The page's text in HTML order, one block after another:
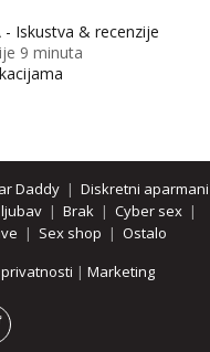
- Iskustva & recenzije
9 minuta
Daddy| Diskretni aparmani
| Brak | Cyber sex |
| Sex shop | Ostalo
| Marketing